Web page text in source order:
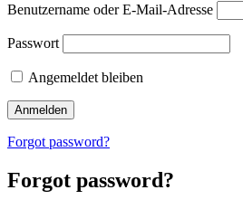
Benutzername oder E-Mail-Adresse
Passwort
Angemeldet bleiben
Forgot password?
Forgot password?